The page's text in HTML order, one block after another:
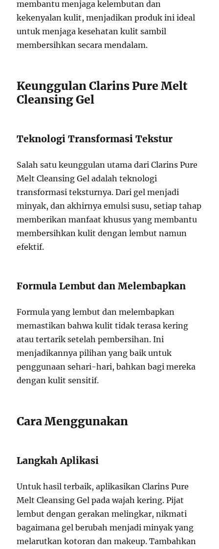
membantu menjaga kelembutan dan
kekenyalan kulit, menjadikan produk ini ideal
untuk menjaga kesehatan kulit sambil
membersihkan secara mendalam.
Keunggulan Clarins Pure Melt
Cleansing Gel
Teknologi Transformasi Tekstur
Salah satu keunggulan utama dari Clarins Pure
Melt Cleansing Gel adalah teknologi
transformasi teksturnya. Dari gel menjadi
minyak, dan akhirnya emulsi susu, setiap tahap
memberikan manfaat khusus yang membantu
membersihkan kulit dengan lembut namun
efektif.
Formula Lembut dan Melembapkan
Formula yang lembut dan melembapkan
memastikan bahwa kulit tidak terasa kering
atau tertarik setelah pembersihan. Ini
menjadikannya pilihan yang baik untuk
penggunaan sehari-hari, bahkan bagi mereka
dengan kulit sensitif.
Cara Menggunakan
Langkah Aplikasi
Untuk hasil terbaik, aplikasikan Clarins Pure
Melt Cleansing Gel pada wajah kering. Pijat
lembut dengan gerakan melingkar, nikmati
bagaimana gel berubah menjadi minyak yang
melarutkan kotoran dan makeup. Tambahkan